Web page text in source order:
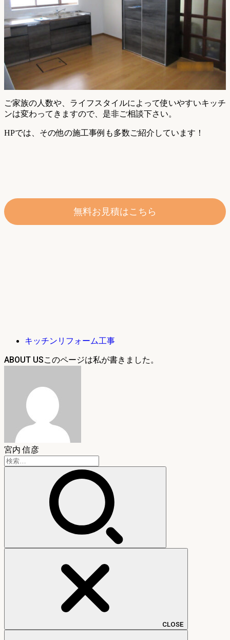
ご家族の人数や、ライフスタイルによって使いやすいキッチ
ンは変わってきますので、是非ご相談下さい。
HPでは、その他の施工事例も多数ご紹介しています！
無料お見積はこちら
キッチンリフォーム工事
ABOUT US
宮内 信彦
検
索:
CLOSE